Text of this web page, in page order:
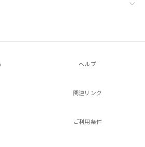
ヘルプ
関連リンク
ご利用条件